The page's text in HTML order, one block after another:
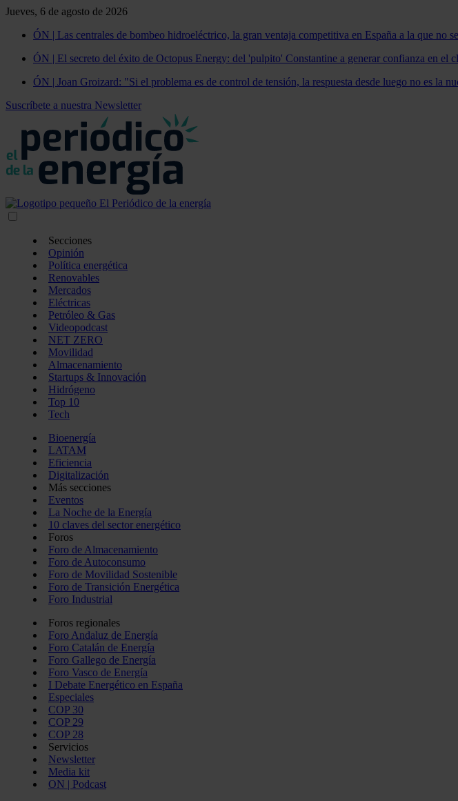
Jueves, 6 de agosto de 2026
ÓN | Las centrales de bombeo hidroeléctrico, la gran ventaja competitiva en España a la que no
ÓN | El secreto del éxito de Octopus Energy: del 'pulpito' Constantine a generar confianza en el
ÓN | Joan Groizard: "Si el problema es de control de tensión, la respuesta desde luego no es la
Suscríbete a nuestra Newsletter
Secciones
Opinión
Política energética
Renovables
Mercados
Eléctricas
Petróleo & Gas
Videopodcast
NET ZERO
Movilidad
Almacenamiento
Startups & Innovación
Hidrógeno
Top 10
Tech
Bioenergía
LATAM
Eficiencia
Digitalización
Más secciones
Eventos
La Noche de la Energía
10 claves del sector energético
Foros
Foro de Almacenamiento
Foro de Autoconsumo
Foro de Movilidad Sostenible
Foro de Transición Energética
Foro Industrial
Foros regionales
Foro Andaluz de Energía
Foro Catalán de Energía
Foro Gallego de Energía
Foro Vasco de Energía
I Debate Energético en España
Especiales
COP 30
COP 29
COP 28
Servicios
Newsletter
Media kit
ON | Podcast